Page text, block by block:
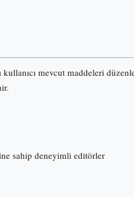
mevcut maddeleri
sahip deneyimli editörler